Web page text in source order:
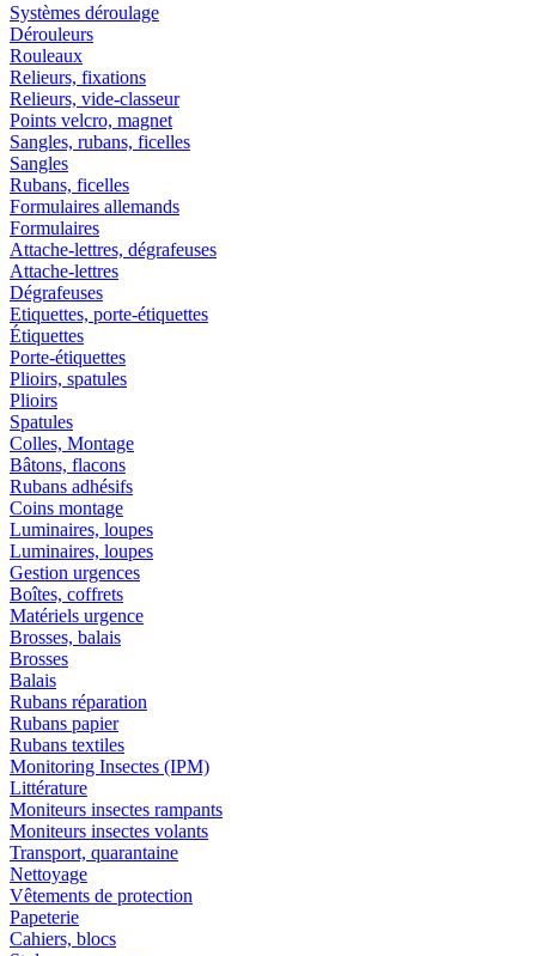
Systèmes déroulage
Dérouleurs
Rouleaux
Relieurs, fixations
Relieurs, vide-classeur
Points velcro, magnet
Sangles, rubans, ficelles
Sangles
Rubans, ficelles
Formulaires allemands
Formulaires
Attache-lettres, dégrafeuses
Attache-lettres
Dégrafeuses
Etiquettes, porte-étiquettes
Étiquettes
Porte-étiquettes
Plioirs, spatules
Plioirs
Spatules
Colles, Montage
Bâtons, flacons
Rubans adhésifs
Coins montage
Luminaires, loupes
Luminaires, loupes
Gestion urgences
Boîtes, coffrets
Matériels urgence
Brosses, balais
Brosses
Balais
Rubans réparation
Rubans papier
Rubans textiles
Monitoring Insectes (IPM)
Littérature
Moniteurs insectes rampants
Moniteurs insectes volants
Transport, quarantaine
Nettoyage
Vêtements de protection
Papeterie
Cahiers, blocs